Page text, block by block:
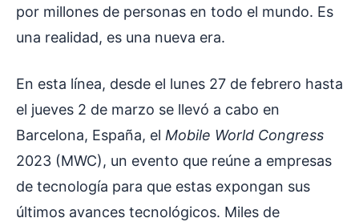
por millones de personas en todo el mundo. Es
una realidad, es una nueva era.
En esta línea, desde el lunes 27 de febrero hasta
el jueves 2 de marzo se llevó a cabo en
Barcelona, España, el Mobile World Congress
2023 (MWC), un evento que reúne a empresas
de tecnología para que estas expongan sus
últimos avances tecnológicos. Miles de